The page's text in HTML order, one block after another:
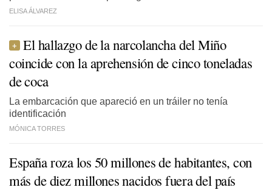
ELISA ÁLVAREZ
El hallazgo de la narcolancha del Miño
coincide con la aprehensión de cinco toneladas
de coca
La embarcación que apareció en un tráiler no tenía
identificación
MÓNICA TORRES
España roza los 50 millones de habitantes, con
más de diez millones nacidos fuera del país